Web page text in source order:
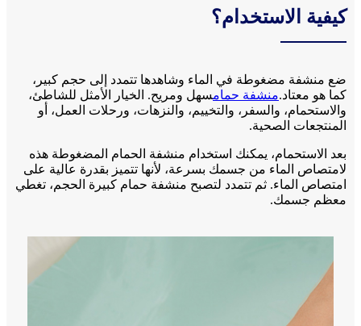
كيفية الاستخدام؟
ضع منشفة مضغوطة في الماء وشاهدها تتمدد إلى حجم كبير،
كما هو معتاد.منشفة حمامسهل ومريح. الخيار الأمثل للشاطئ،
والاستحمام، والسفر، والتخييم، والنزهات، ورحلات العمل، أو
المنتجعات الصحية.
بعد الاستحمام، يمكنك استخدام منشفة الحمام المضغوطة هذه
لامتصاص الماء من جسمك بسرعة، لأنها تتميز بقدرة عالية على
امتصاص الماء. ثم تتمدد لتصبح منشفة حمام كبيرة الحجم، تغطي
معظم جسمك.